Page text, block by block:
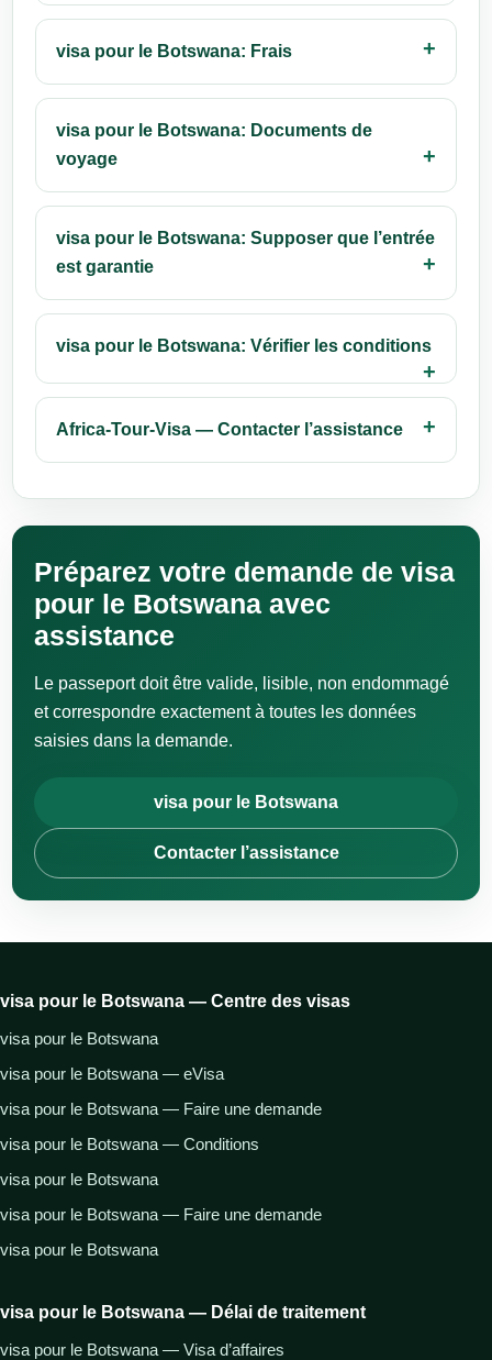
visa pour le Botswana: Frais
visa pour le Botswana: Documents de
voyage
visa pour le Botswana: Supposer que l’entrée
est garantie
visa pour le Botswana: Vérifier les conditions
Africa-Tour-Visa — Contacter l’assistance
Préparez votre demande de visa
pour le Botswana avec
assistance
Le passeport doit être valide, lisible, non endommagé
et correspondre exactement à toutes les données
saisies dans la demande.
visa pour le Botswana
Contacter l’assistance
visa pour le Botswana — Centre des visas
visa pour le Botswana
visa pour le Botswana — eVisa
visa pour le Botswana — Faire une demande
visa pour le Botswana — Conditions
visa pour le Botswana
visa pour le Botswana — Faire une demande
visa pour le Botswana
visa pour le Botswana — Délai de traitement
visa pour le Botswana — Visa d’affaires